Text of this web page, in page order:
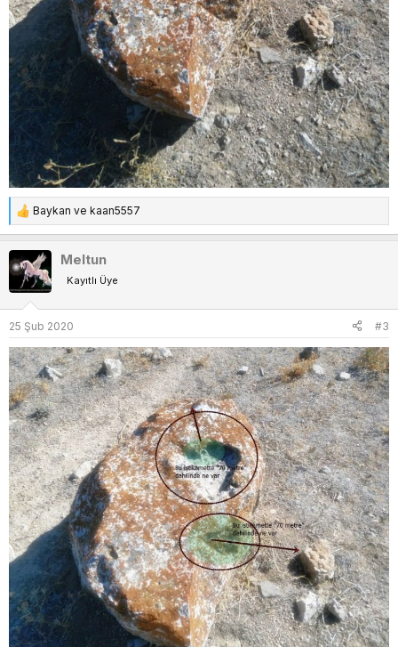
T
e
p
k
l
e
r
:
Baykan ve kaan5557
Meltun
Kayıtlı Üye
25 Şub 2020 #3